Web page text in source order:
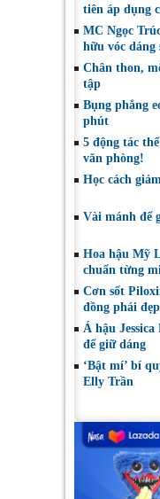
tiên áp dụng
MC Ngọc
hữu vóc dáng
Chân thon,
tập
Bụng phẳng
phút
5 động tác
văn phòng!
Học cách
Vài mánh để
Hoa hậu Mỹ
chuẩn từng
Cơn sốt
đồng phái
Á hậu
để giữ dáng
‘Bật mí’ bí
Elly Trần